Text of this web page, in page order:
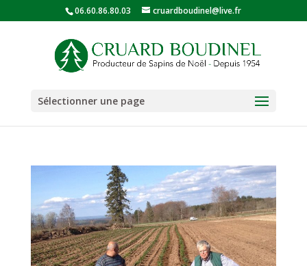
06.60.86.80.03 cruardboudinel@live.fr
Sélectionner une page